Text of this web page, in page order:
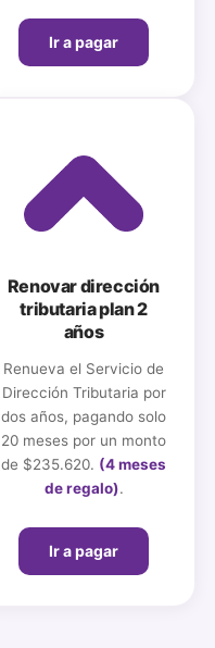
Ir a pagar
Renovar dirección
tributaria plan 2
años
Renueva el Servicio de
Dirección Tributaria por
dos años, pagando solo
20 meses por un monto
de $235.620. (4 meses
de regalo).
Ir a pagar